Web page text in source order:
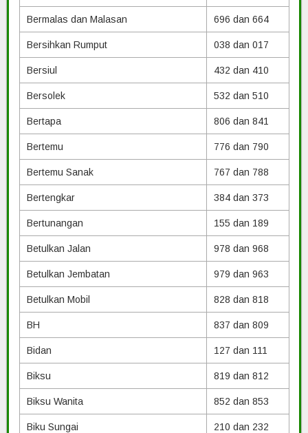
Bermalas dan Malasan 696 dan 664
Bersihkan Rumput 038 dan 017
Bersiul 432 dan 410
Bersolek 532 dan 510
Bertapa 806 dan 841
Bertemu 776 dan 790
Bertemu Sanak 767 dan 788
Bertengkar 384 dan 373
Bertunangan 155 dan 189
Betulkan Jalan 978 dan 968
Betulkan Jembatan 979 dan 963
Betulkan Mobil 828 dan 818
BH 837 dan 809
Bidan 127 dan 111
Biksu 819 dan 812
Biksu Wanita 852 dan 853
Biku Sungai 210 dan 232